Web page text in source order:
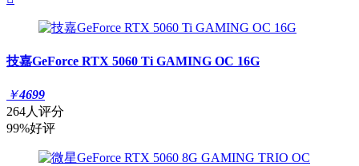
技嘉GeForce RTX 5060 Ti GAMING OC 16G
￥4699
264人评分
99%好评